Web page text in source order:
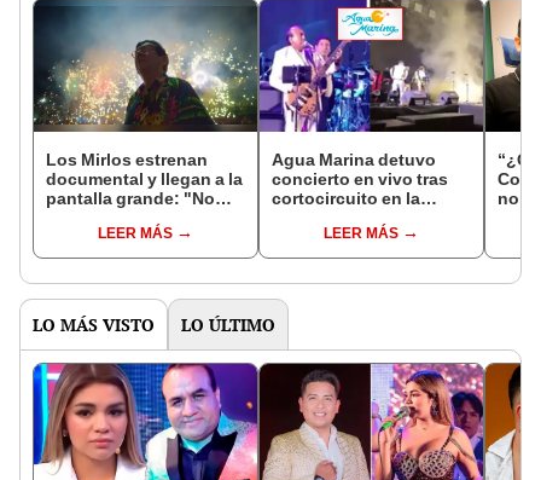
Los Mirlos estrenan
documental y llegan a la
pantalla grande: "No
cualquiera"
LEER MÁS
Agua Marina detuvo
concierto en vivo tras
cortocircuito en la
reaccionó 'Pepe'
Quiroga
LEER MÁS
LO MÁS VISTO LO ÚLTIMO